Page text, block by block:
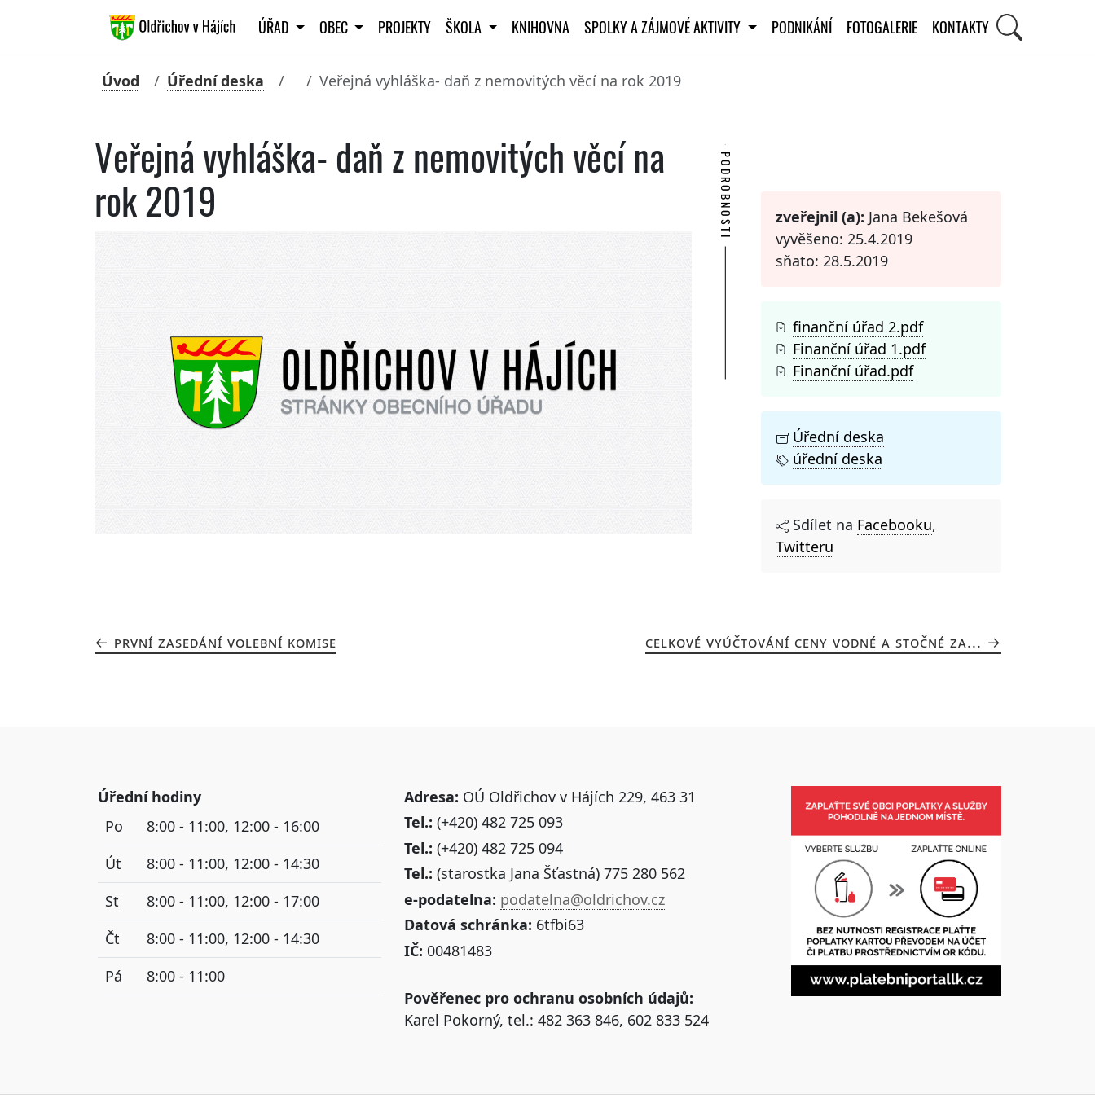
ÚŘAD OBEC PROJEKTY ŠKOLA KNIHOVNA SPOLKY A ZÁJMOVÉ AKTIVITY PODNIKÁNÍ FOTOGALERIE KONTAKTY
Úvod Úřední deska Veřejná vyhláška- daň z nemovitých věcí na rok 2019
Veřejná vyhláška- daň z nemovitých věcí na
rok 2019
PODROBNOSTI zveřejnil (a): Jana Bekešová
vyvěšeno: 25.4.2019
sňato: 28.5.2019
finanční úřad 2.pdf
Finanční úřad 1.pdf
Finanční úřad.pdf
Úřední deska
úřední deska
Sdílet na Facebooku,
Twitteru
PRVNÍ ZASEDÁNÍ VOLEBNÍ KOMISE CELKOVÉ VYÚČTOVÁNÍ CENY VODNÉ A STOČNÉ ZA...
Úřední hodiny
Po
8:00 - 11:00, 12:00 - 16:00
Út
8:00 - 11:00, 12:00 - 14:30
St
8:00 - 11:00, 12:00 - 17:00
Čt
8:00 - 11:00, 12:00 - 14:30
Pá
8:00 - 11:00
Adresa: OÚ Oldřichov v Hájích 229, 463 31
Tel.: (+420) 482 725 093
Tel.: (+420) 482 725 094
Tel.: (starostka Jana Šťastná) 775 280 562
e-podatelna: podatelna@oldrichov.cz
Datová schránka: 6tfbi63
IČ: 00481483
Pověřenec pro ochranu osobních údajů:
Karel Pokorný, tel.: 482 363 846, 602 833 524